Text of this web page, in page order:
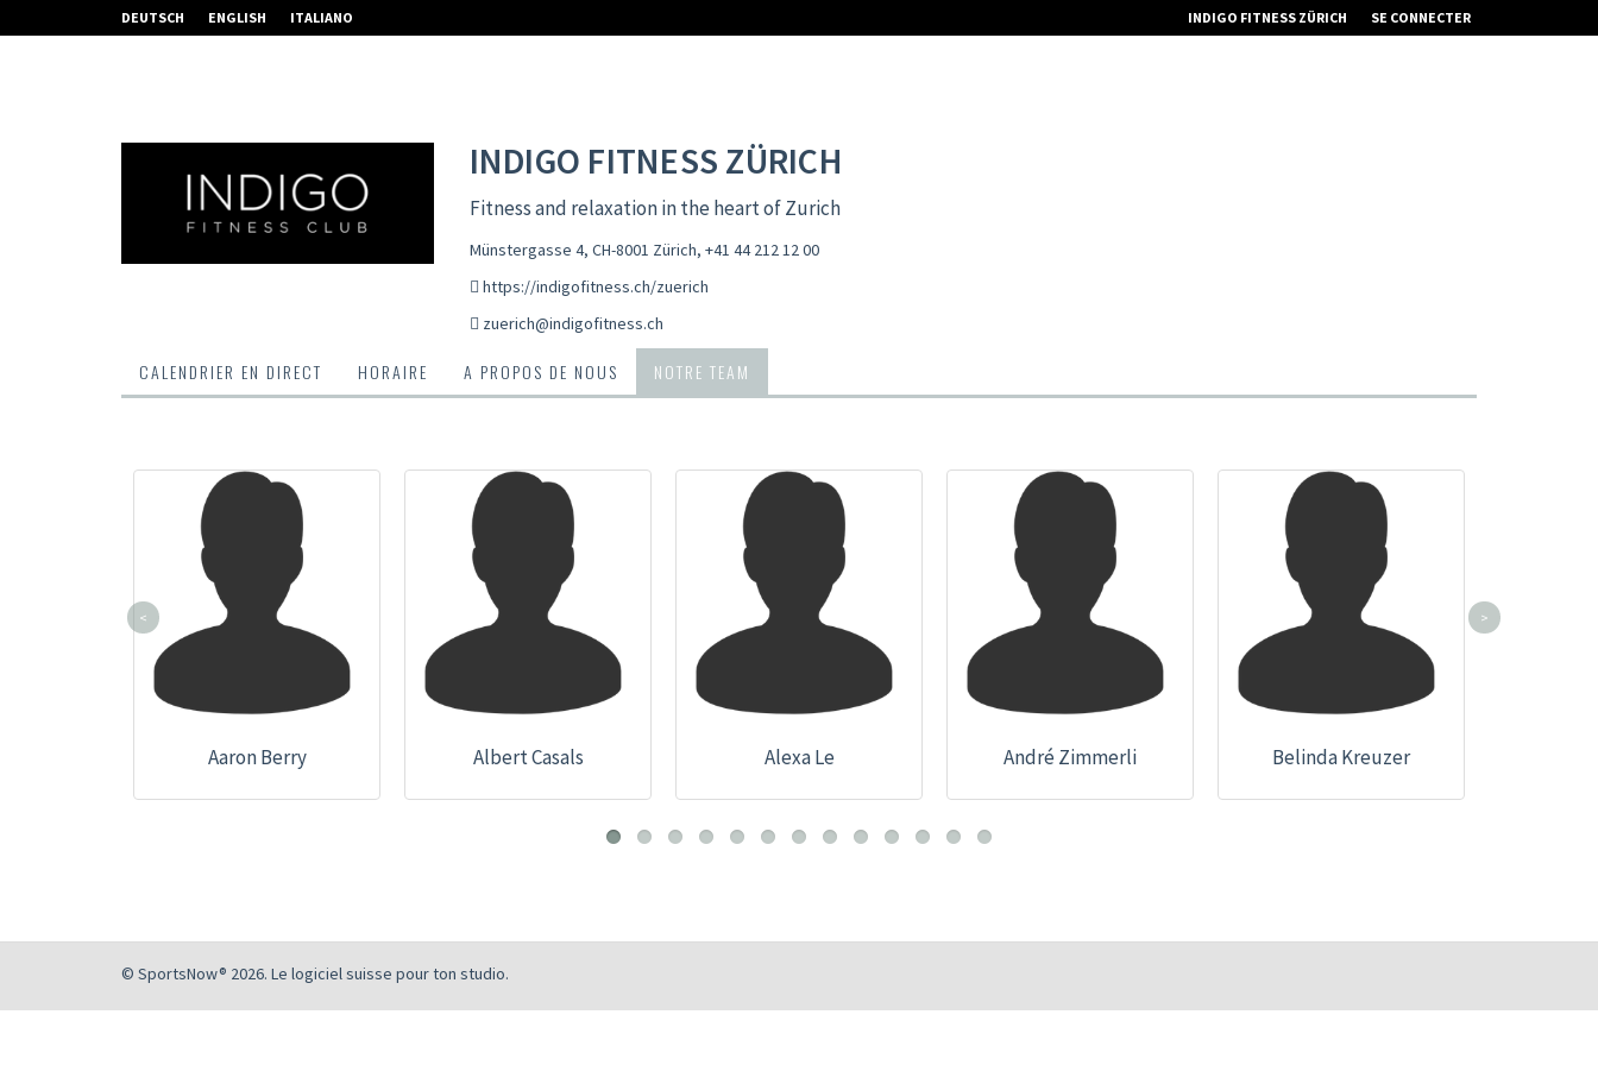
DEUTSCH ENGLISH ITALIANO INDIGO FITNESS ZÜRICH SE CONNECTER
INDIGO FITNESS ZÜRICH
Fitness and relaxation in the heart of Zurich
Münstergasse 4, CH-8001 Zürich, +41 44 212 12 00
https://indigofitness.ch/zuerich
zuerich@indigofitness.ch
CALENDRIER EN DIRECT HORAIRE A PROPOS DE NOUS NOTRE TEAM
Aaron Berry Albert Casals Alexa Le André Zimmerli Belinda Kreuzer
< >
© SportsNow® 2026. Le logiciel suisse pour ton studio.